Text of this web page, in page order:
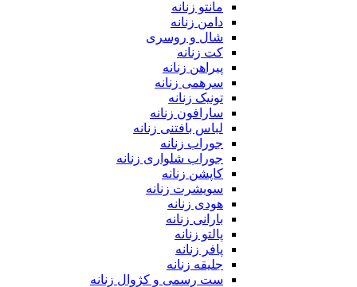
مانتو زنانه
دامن زنانه
شال و روسری
کت زنانه
پیراهن زنانه
سرهمی زنانه
تونیک زنانه
سارافون زنانه
لباس بافتنی زنانه
جوراب زنانه
جوراب شلواری زنانه
کاپشن زنانه
سویشرت زنانه
هودی زنانه
بارانی زنانه
پالتو زنانه
پافر زنانه
جلیقه زنانه
ست رسمی و کژوال زنانه